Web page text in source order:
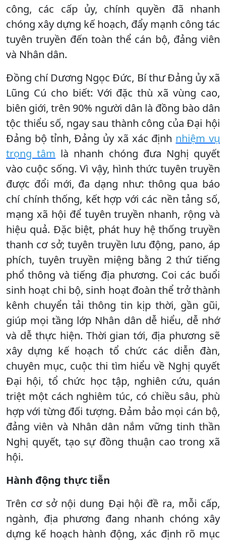
công, các cấp ủy, chính quyền đã nhanh
chóng xây dựng kế hoạch, đẩy mạnh công tác
tuyên truyền đến toàn thể cán bộ, đảng viên
và Nhân dân.
Đồng chí Dương Ngọc Đức, Bí thư Đảng ủy xã
Lũng Cú cho biết: Với đặc thù xã vùng cao,
biên giới, trên 90% người dân là đồng bào dân
tộc thiểu số, ngay sau thành công của Đại hội
Đảng bộ tỉnh, Đảng ủy xã xác định nhiệm vụ
trọng tâm là nhanh chóng đưa Nghị quyết
vào cuộc sống. Vì vậy, hình thức tuyên truyền
được đổi mới, đa dạng như: thông qua báo
chí chính thống, kết hợp với các nền tảng số,
mạng xã hội để tuyên truyền nhanh, rộng và
hiệu quả. Đặc biệt, phát huy hệ thống truyền
thanh cơ sở; tuyên truyền lưu động, pano, áp
phích, tuyên truyền miệng bằng 2 thứ tiếng
phổ thông và tiếng địa phương. Coi các buổi
sinh hoạt chi bộ, sinh hoạt đoàn thể trở thành
kênh chuyển tải thông tin kịp thời, gần gũi,
giúp mọi tầng lớp Nhân dân dễ hiểu, dễ nhớ
và dễ thực hiện. Thời gian tới, địa phương sẽ
xây dựng kế hoạch tổ chức các diễn đàn,
chuyên mục, cuộc thi tìm hiểu về Nghị quyết
Đại hội, tổ chức học tập, nghiên cứu, quán
triệt một cách nghiêm túc, có chiều sâu, phù
hợp với từng đối tượng. Đảm bảo mọi cán bộ,
đảng viên và Nhân dân nắm vững tinh thần
Nghị quyết, tạo sự đồng thuận cao trong xã
hội.
Hành động thực tiễn
Trên cơ sở nội dung Đại hội đề ra, mỗi cấp,
ngành, địa phương đang nhanh chóng xây
dựng kế hoạch hành động, xác định rõ mục